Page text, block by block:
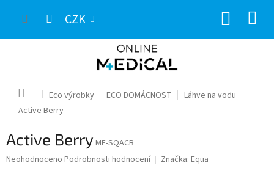
CZK
Domů Eco výrobky ECO DOMÁCNOST
Láhve na vodu
Active Berry
Active Berry ME-SQACB
Průměrné
Neohodnoceno Podrobnosti hodnocení Značka: Equa